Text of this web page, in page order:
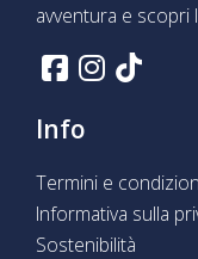
avventura e scopri
Info
Termini e
Informativa sulla
Sostenibilità